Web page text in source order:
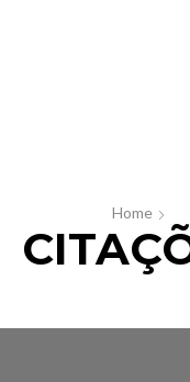
Home